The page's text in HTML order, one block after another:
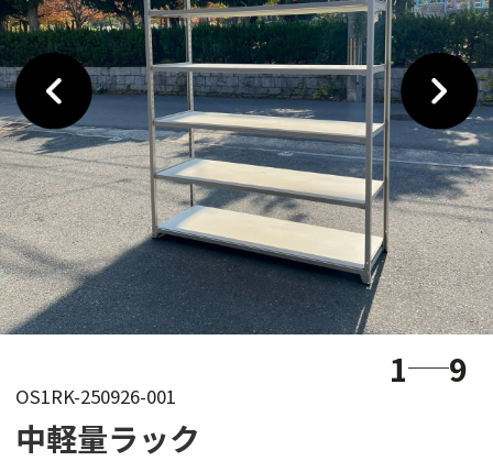
1 9
OS1RK-250926-001
中軽量ラック